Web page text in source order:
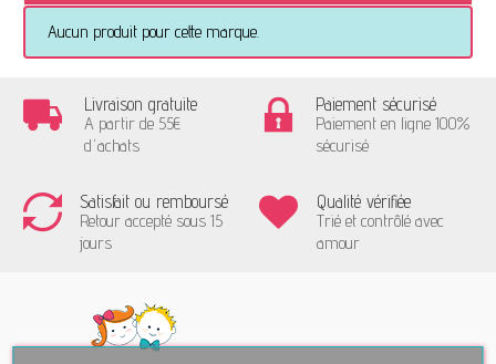
Aucun produit pour cette marque.
Livraison gratuite
A partir de 55€
d'achats
Paiement sécurisé
Paiement en ligne 100%
sécurisé
Satisfait ou remboursé
Retour accepté sous 15
jours
Qualité vérifiée
Trié et contrôlé avec
amour